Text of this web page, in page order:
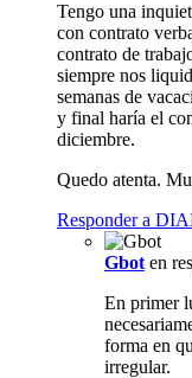
Tengo una
con contrato
contrato de
siempre nos
semanas de
y final haría el
diciembre.
Quedo atenta.
Responder a
Gbot en
En primer
forma en
irregular.